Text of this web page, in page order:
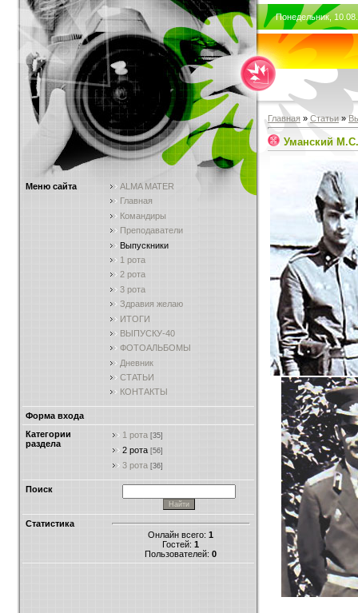
Меню сайта
ALMA MATER
Главная
Командиры
Преподаватели
Выпускники
1 рота
2 рота
3 рота
Здравия желаю
ИТОГИ
ВЫПУСКУ-40
ФОТОАЛЬБОМЫ
Дневник
СТАТЬИ
КОНТАКТЫ
Форма входа
Категории
раздела
1 рота [35]
2 рота [56]
3 рота [36]
Поиск
Статистика
Онлайн всего: 1
Гостей: 1
Пользователей: 0
Понедельник,
Главная » Статьи »
Уманский М.С.